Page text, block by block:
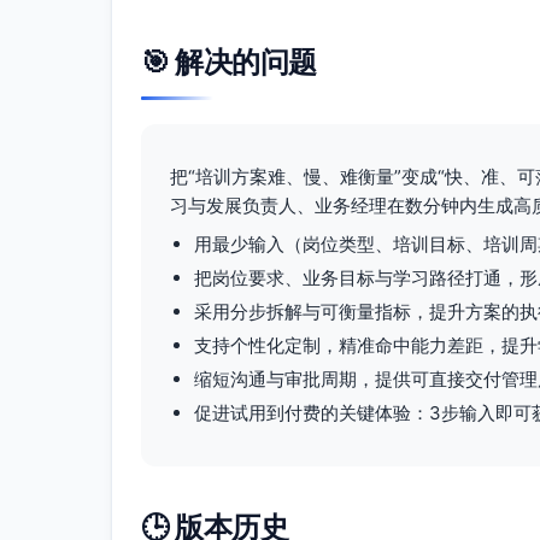
🎯 解决的问题
把“培训方案难、慢、难衡量”变成“快、准、
习与发展负责人、业务经理在数分钟内生成
用最少输入（岗位类型、培训目标、培训
把岗位要求、业务目标与学习路径打通，
采用分步拆解与可衡量指标，提升方案的
支持个性化定制，精准命中能力差距，提
缩短沟通与审批周期，提供可直接交付管
促进试用到付费的关键体验：3步输入即
🕒 版本历史